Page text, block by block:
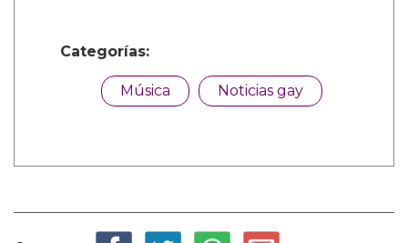
Categorías:
Música Noticias gay